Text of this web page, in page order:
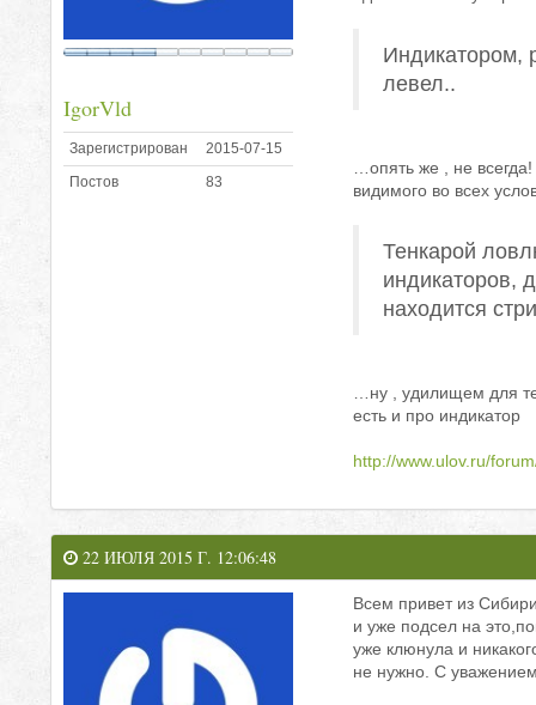
IgorVld
Зарегистрирован
2015-07-15
Постов
83
Индикатором,
левел..
…опять же , не
видимого во всех
Тенкарой
индикаторов,
находится
…ну , удилищем для
есть и про индикатор
http://www.ulov.ru/
22 ИЮЛЯ 2015 Г. 12:06:48
Всем привет из
и уже подсел на
уже клюнула и
не нужно. С